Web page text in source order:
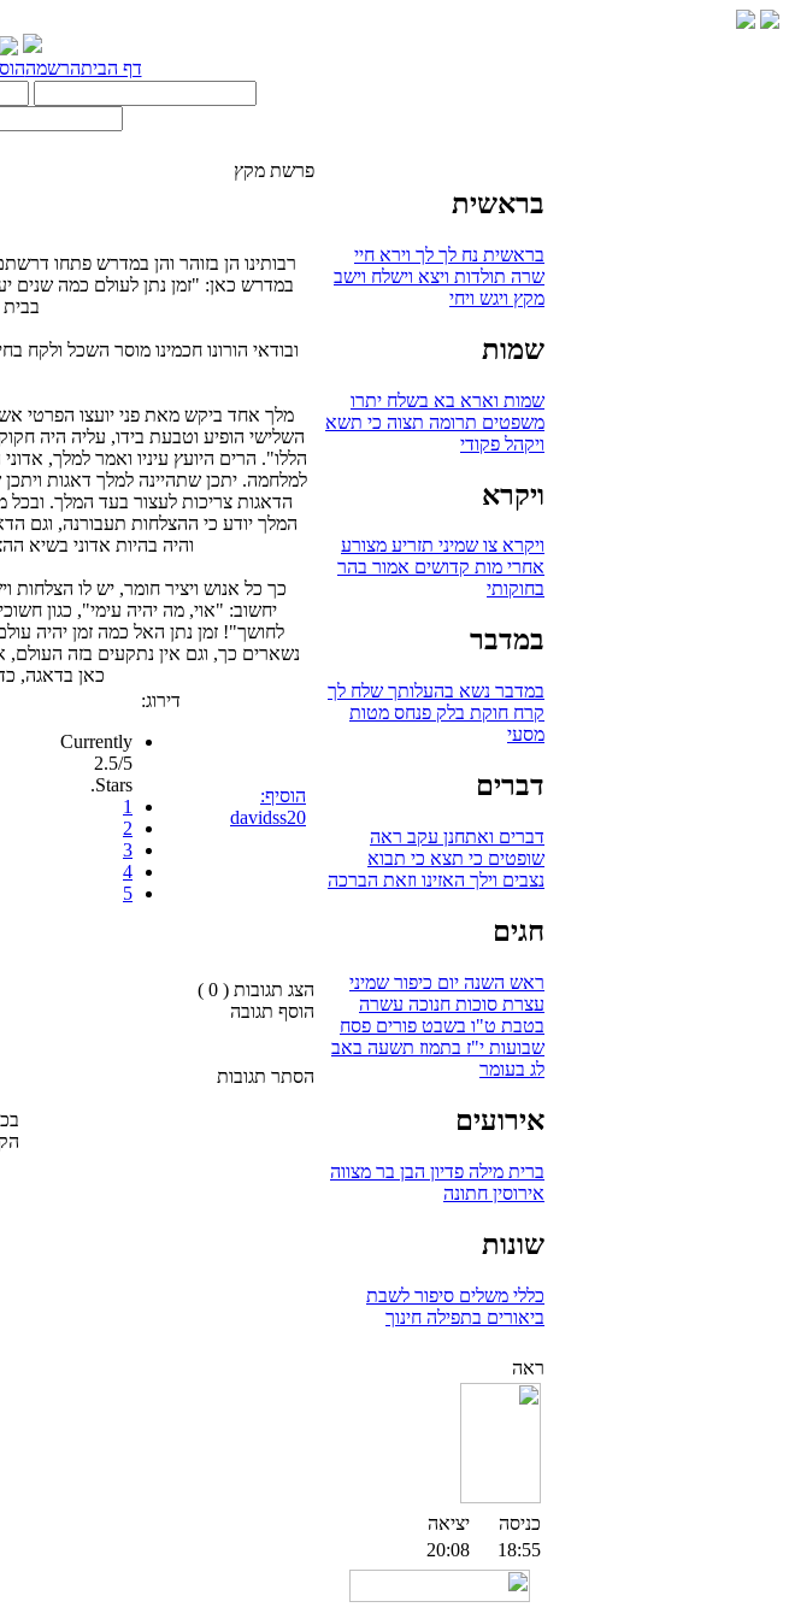
דף הביתהרשמה
בראשית
בראשית נח לך לך וירא חיי
שרה תולדות ויצא וישלח וישב
מקץ ויגש ויחי
שמות
שמות וארא בא בשלח יתרו
משפטים תרומה תצוה כי תשא
ויקהל פקודי
ויקרא
ויקרא צו שמיני תזריע מצורע
אחרי מות קדושים אמור בהר
בחוקותי
במדבר
במדבר נשא בהעלותך שלח לך
קרח חוקת בלק פנחס מטות
מסעי
דברים
דברים ואתחנן עקב ראה
שופטים כי תצא כי תבוא
נצבים וילך האזינו וזאת הברכה
חגים
ראש השנה יום כיפור שמיני
עצרת סוכות חנוכה עשרה
בטבת ט"ו בשבט פורים פסח
שבועות י"ז בתמוז תשעה באב
לג בעומר
אירועים
ברית מילה פדיון הבן בר מצווה
אירוסין חתונה
שונות
כללי משלים סיפור לשבת
ביאורים בתפילה חינוך
ראה
כניסה
יציאה
18:55
20:08
פרשת מקץ
רבותינו הן בזוהר והן במדרש פתחו
במדרש כאן: "זמן נתן לעולם כמה שנים
ובודאי הורונו חכמינו מוסר השכל ולקח
מלך אחד ביקש מאת פני יועצו הפרטי
השלישי הופיע וטבעת בידו, עליה היה
הללו". הרים היועץ עיניו ואמר למלך,
למלחמה. יתכן שתהיינה למלך דאגות
הדאגות צריכות לעצור בעד המלך. ובכל
המלך יודע כי ההצלחות תעבורנה, וגם
והיה בהיות אדוני בשיא
כך כל אנוש ויציר חומר, יש לו
יחשוב: "אוי, מה יהיה עימי", כגון
לחושך"! זמן נתן האל כמה זמן יהיה
נשארים כך, וגם אין נתקעים בזה העולם,
כאן בדאגה,
הוסיף:
davidss20
דירוג:
Currently
2.5/5
Stars.
1
2
3
4
5
הצג תגובות ( 0 )
הוסף תגובה
הסתר תגובות